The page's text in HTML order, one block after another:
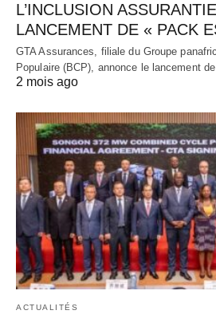
L’INCLUSION
LANCEMENT DE « PACK
GTA Assurances, filiale du Groupe
Populaire (BCP), annonce le lancement
2 mois ago
ACTUALITÉS